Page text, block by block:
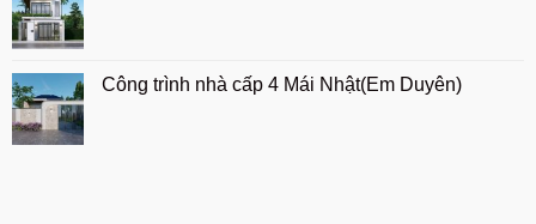
Công trình nhà cấp 4 Mái Nhật(Em Duyên)